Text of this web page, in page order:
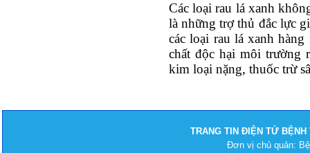
Các loại rau lá xanh
là những trợ thủ đắc lực
các loại rau lá xanh
chất độc hại môi trường
kim loại nặng, thuốc trừ
TRANG TIN ĐIỆN TỬ BỆNH
Đơn vị chủ quản: